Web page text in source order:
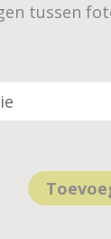
tussen